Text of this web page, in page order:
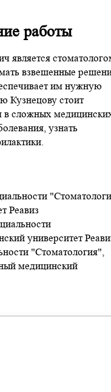
работы
является
взвешенные
им нужную
Кузнецову стоит
в сложных
узнать
Реавиз
университет
"Стоматология",
медицинский